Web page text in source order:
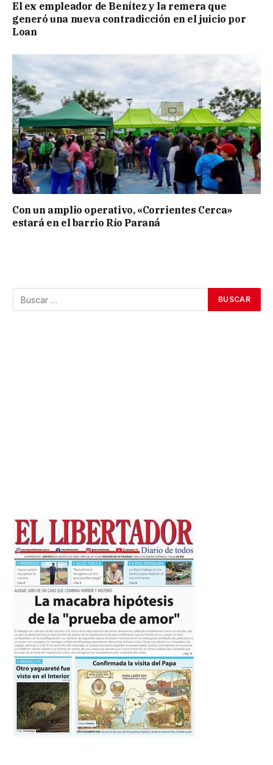
El ex empleador de Benítez y la remera que
generó una nueva contradicción en el juicio por
Loan
Con un amplio operativo, «Corrientes Cerca»
estará en el barrio Río Paraná